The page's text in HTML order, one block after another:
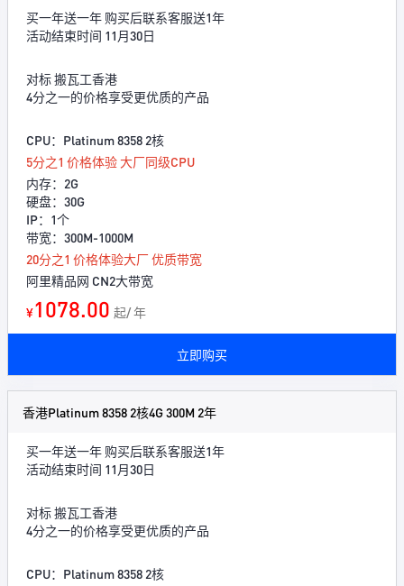
买一年送一年 购买后联系客服送1年
活动结束时间 11月30日
对标 搬瓦工香港
4分之一的价格享受更优质的产品
CPU：Platinum 8358 2核
5分之1 价格体验 大厂同级CPU
内存：2G
硬盘：30G
IP：1个
带宽：300M-1000M
20分之1 价格体验大厂 优质带宽
阿里精品网 CN2大带宽
¥1078.00 起/ 年
立即购买
香港Platinum 8358 2核4G 300M 2年
买一年送一年 购买后联系客服送1年
活动结束时间 11月30日
对标 搬瓦工香港
4分之一的价格享受更优质的产品
CPU：Platinum 8358 2核